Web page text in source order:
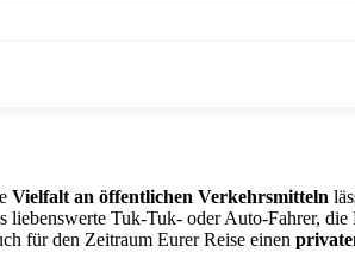
Vielfalt an öffentlichen Verkehrsmitteln
Tuk-Tuk- oder Auto-Fahrer,
für den Zeitraum Eurer Reise einen